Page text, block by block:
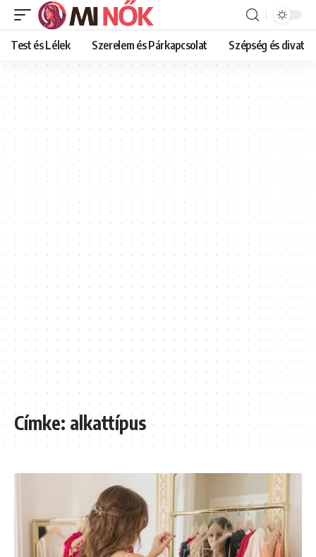
Test és Lélek Szerelem és Párkapcsolat Szépség és divat
Címke:alkattípus